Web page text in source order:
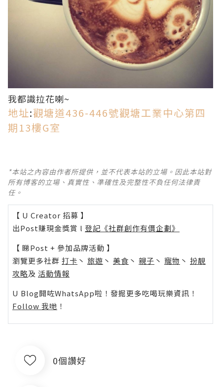
我都識拉花喇~
地址:觀塘道436-446號觀塘工業中心第四
期13樓G室
*本站之內容由作者所提供，並不代表本站的立場。因此本站對
所有博客的立場、真實性、準確性及完整性不負任何法律責
任。
【 U Creator 招募 】
出Post賺現金獎賞 l 登記《社群創作有價企劃》
【 睇Post + 參加品牌活動 】
瀏覽更多社群 打卡 丶 旅遊 丶 美食 丶 親子 丶 寵物 丶 扮靚
攻略及 活動情報
U Blog開咗WhatsApp啦！發掘更多吃喝玩樂資訊！
Follow 我哋 ！
0個讚好